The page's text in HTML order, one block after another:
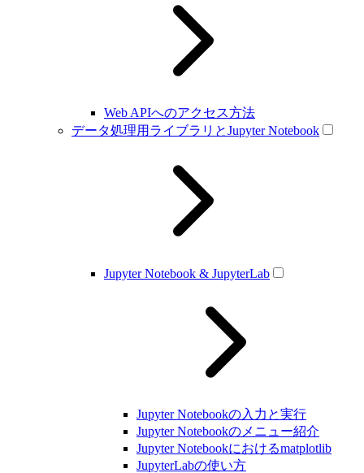
Web APIへのアクセス方法
データ処理用ライブラリとJupyter Notebook
Jupyter Notebook & JupyterLab
Jupyter Notebookの入力と実行
Jupyter Notebookのメニュー紹介
Jupyter Notebookにおけるmatplotlib
JupyterLabの使い方